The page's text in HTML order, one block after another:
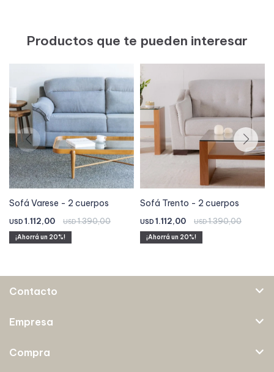
Productos que te pueden interesar
Sofá Varese - 2 cuerpos
USD 1.112,00 USD1.390,00
20
Sofá Trento - 2 cuerpos
USD 1.112,00 USD1.390,00
20
Contacto
Empresa
Compra